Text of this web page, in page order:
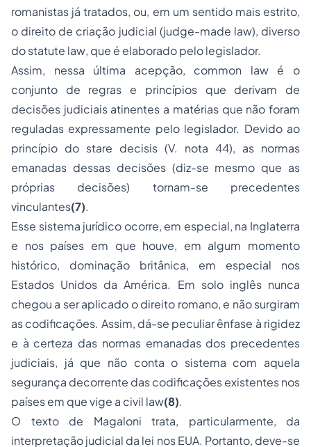
romanistas já tratados, ou, em um sentido mais estrito,
o direito de criação judicial (judge-made law), diverso
dostatute law, que é elaborado pelo legislador.
Assim, nessa última acepção, common lawé o
conjunto de regras e princípios que derivam de
decisões judiciais atinentes a matérias que não foram
reguladas expressamente pelo legislador. Devido ao
princípio do stare decisis (V. nota 44), as normas
emanadas dessas decisões (diz-se mesmo que as
próprias decisões) tornam-se precedentes
vinculantes(7).
Esse sistema jurídico ocorre, em especial, na Inglaterra
e nos países em que houve, em algum momento
histórico, dominação britânica, em especial nos
Estados Unidos da América. Em solo inglês nunca
chegou a ser aplicado o direito romano, e não surgiram
as codificações. Assim, dá-se peculiar ênfase à rigidez
e à certeza das normas emanadas dos precedentes
judiciais, já que não conta o sistema com aquela
segurança decorrente das codificações existentes nos
países em que vige a civil law(8).
O texto de Magaloni trata, particularmente, da
interpretação judicial da lei nos EUA. Portanto, deve-se